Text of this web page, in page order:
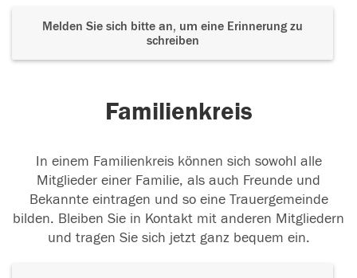
Melden Sie sich bitte an, um eine Erinnerung zu
schreiben
Familienkreis
In einem Familienkreis können sich sowohl alle
Mitglieder einer Familie, als auch Freunde und
Bekannte eintragen und so eine Trauergemeinde
bilden. Bleiben Sie in Kontakt mit anderen Mitgliedern
und tragen Sie sich jetzt ganz bequem ein.